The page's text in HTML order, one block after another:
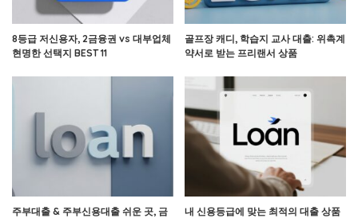
8등급 저신용자, 2금융권 vs 대부업체
현명한 선택지 BEST 11
골프장 캐디, 학습지 교사 대출: 위촉계
약서로 받는 프리랜서 상품
주부대출 & 주부신용대출 쉬운 곳, 금
내 신용등급에 맞는 최적의 대출 상품